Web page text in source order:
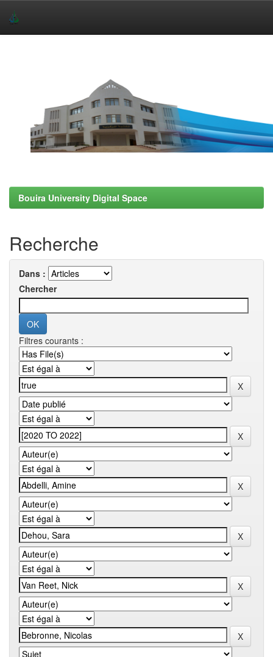
Bouira University Digital Space
Recherche
Dans :
Chercher
Filtres courants :